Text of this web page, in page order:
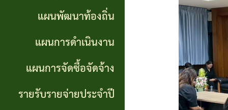
(e-
GP)
คู่มือ
การ
ปี
รายงาน
ผลการ
ดำเนิน
การ
ประชุม
สภา
แผน
แผนพัฒนาท้องถิ่น
แผนการดำเนินงาน
แผนการจัดซื้อจัดจ้าง
รายรับรายจ่ายประจำปี